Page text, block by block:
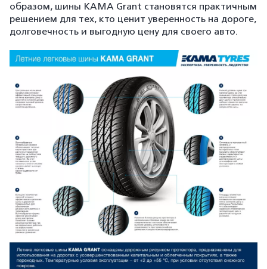
образом, шины КАМА Grant становятся практичным
решением для тех, кто ценит уверенность на дороге,
долговечность и выгодную цену для своего авто.